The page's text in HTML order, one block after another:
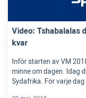
Video: Tshabalalas
kvar
Inför starten av VM
minne om dagen. Idag
Sydafrika. För varje